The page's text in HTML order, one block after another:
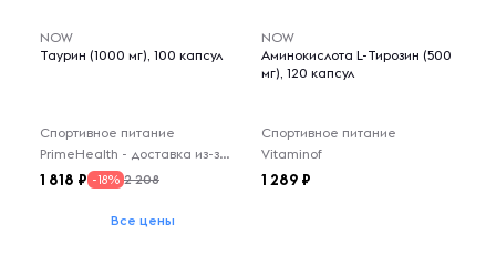
NOW
Таурин (1000 мг), 100 капсул
Спортивное питание
PrimeHealth - доставка из-за рубежа
1 818 -18% 2 208
Все цены
NOW
Аминокислота L-Тирозин (500
мг), 120 капсул
Спортивное питание
Vitaminof
1 289